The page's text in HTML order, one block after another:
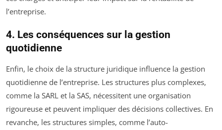
l’entreprise.
4. Les conséquences sur la gestion
quotidienne
Enfin, le choix de la structure juridique influence la gestion
quotidienne de l’entreprise. Les structures plus complexes,
comme la SARL et la SAS, nécessitent une organisation
rigoureuse et peuvent impliquer des décisions collectives. En
revanche, les structures simples, comme l’auto-